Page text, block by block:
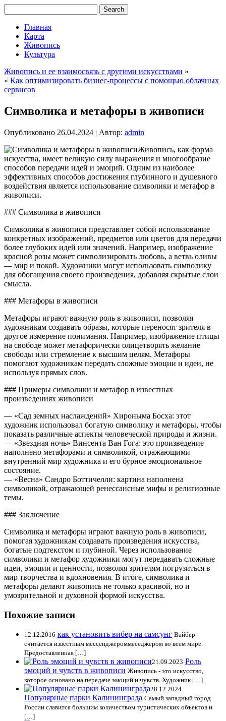
Главная
Карта
Живопись
Культура
Живопись и ее взаимосвязь с другими искусствами »
« Как оптимизировать бизнес-процессы с помощью облачных
сервисов
Символика и метафоры в живописи
Опубликовано 26.04.2024 | Автор: admin
Живопись, как форма
искусства, имеет великую силу выражения и многообразие
способов передачи идей и эмоций. Одним из наиболее
эффективных способов достижения глубинного и душевного
воздействия является использование символики и метафор в
живописи.
### Символика в живописи
Символика в живописи представляет собой использование
конкретных изображений, предметов или цветов для передачи
более глубоких идей или значений. Например, изображение
красной розы может символизировать любовь, а ветвь оливы
— мир и покой. Художники могут использовать символику
для обогащения своего произведения, добавляя скрытые слои
смысла.
### Метафоры в живописи
Метафоры играют важную роль в живописи, позволяя
художникам создавать образы, которые переносят зрителя в
другое измерение понимания. Например, изображение птицы
на свободе может метафорически олицетворять желание
свободы или стремление к высшим целям. Метафоры
помогают художникам передать сложные эмоции и идеи, не
используя прямых слов.
### Примеры символики и метафор в известных
произведениях живописи
— «Сад земных наслаждений» Хироныма Босха: этот
художник использовал богатую символику и метафоры, чтобы
показать различные аспекты человеческой природы и жизни.
— «Звездная ночь» Винсента Ван Гога: это произведение
наполнено метафорами и символикой, отражающими
внутренний мир художника и его бурное эмоциональное
состояние.
— «Весна» Сандро Боттичелли: картина наполнена
символикой, отражающей ренессансные мифы и религиозные
темы.
### Заключение
Символика и метафоры играют важную роль в живописи,
помогая художникам создавать произведения искусства,
богатые подтекстом и глубиной. Через использование
символики и метафор художники могут передавать сложные
идеи, эмоции и ценности, позволяя зрителям погрузиться в
мир творчества и вдохновения. В итоге, символика и
метафоры делают живопись не только красивой, но и
умозрительной и духовной формой искусства.
Похожие записи
12.12.2016 как установить вибер на самсунг Вайбер
считается известным мессенджероммеседжером во всем мире.
Предоставленная […]
21.09.2023 Роль
эмоций и чувств в живописи Живопись - это искусство,
которое основано на передаче эмоций и чувств. Художник […]
28.12.2024
Популярные парки Калининграда Самый западный город
России славится большим количеством туристических объектов и
[…]